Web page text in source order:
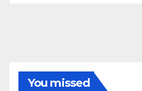
You missed